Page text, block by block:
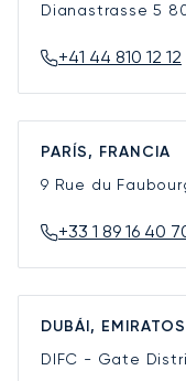
Dianastrasse 5
+41 44 810 12 12
PARÍS, FRANCIA
9 Rue du
+33 1 89 16 40
DUBÁI,
DIFC - Gate